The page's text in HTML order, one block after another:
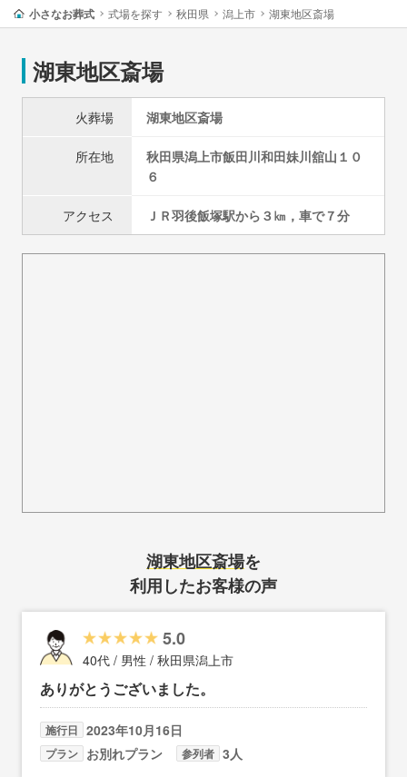
小さなお葬式 式場を探す 秋田県 潟上市 湖東地区斎場
湖東地区斎場
火葬場 湖東地区斎場
所在地 秋田県潟上市飯田川和田妹川舘山１０
６
アクセス ＪＲ羽後飯塚駅から３㎞，車で７分
湖東地区斎場を
利用したお客様の声
5.0
40代 / 男性 / 秋田県潟上市
ありがとうございました。
施行日 2023年10月16日
プラン お別れプラン 参列者 3人